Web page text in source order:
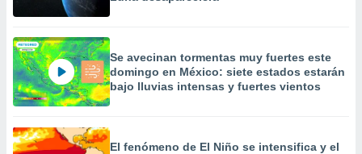
con el
e
mediante
publicidad
Se avecinan tormentas muy fuertes este
domingo en México: siete estados estarán
bajo lluvias intensas y fuertes vientos
El fenómeno de El Niño se intensifica y el